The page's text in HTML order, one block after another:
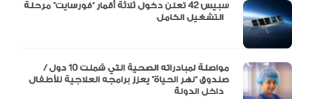
سبيس 42 تعلن دخول ثلاثة أقمار “فورسايت” مرحلة
مواصلة لمبادراته الصحية التي شملت 10 دول /
صندوق “نهر الحياة” يعزز برامجه العلاجية للأطفال